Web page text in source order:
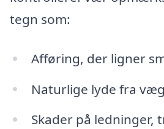
tegn som:
Afføring, der ligner
Naturlige lyde fra
Skader på